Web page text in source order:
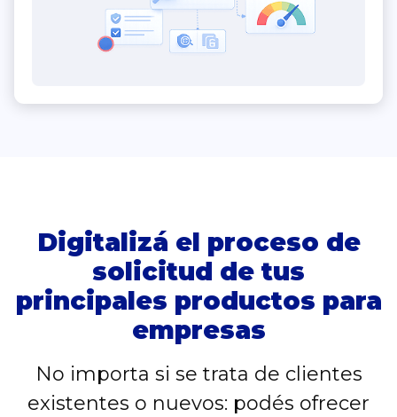
Digitalizá el proceso de
solicitud de tus
principales productos para
empresas
No importa si se trata de clientes
existentes o nuevos: podés ofrecer